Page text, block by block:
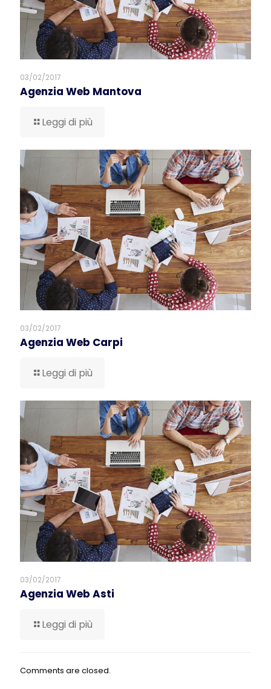
03/02/2017
Agenzia Web Mantova
Leggi di più
03/02/2017
Agenzia Web Carpi
Leggi di più
03/02/2017
Agenzia Web Asti
Leggi di più
Comments are closed.